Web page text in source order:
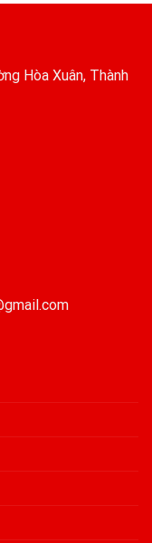
Hòa Xuân, Thành